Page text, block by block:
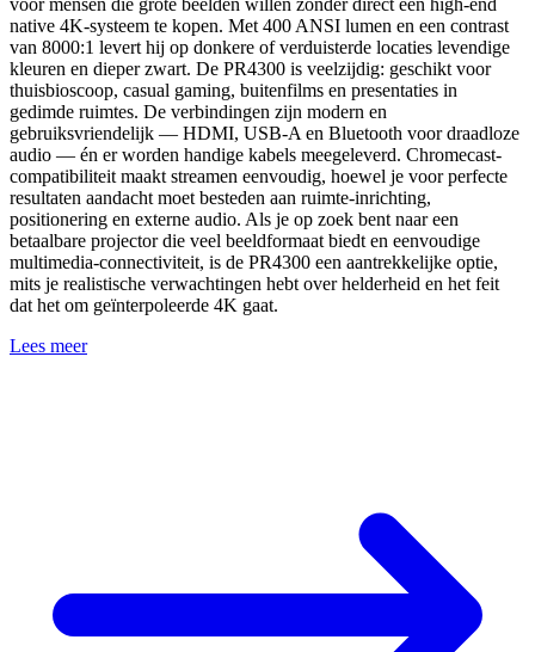
native 4K-systeem te kopen. Met 400 ANSI lumen en een contrast
van 8000:1 levert hij op donkere of verduisterde locaties levendige
kleuren en dieper zwart. De PR4300 is veelzijdig: geschikt voor
thuisbioscoop, casual gaming, buitenfilms en presentaties in
gedimde ruimtes. De verbindingen zijn modern en
gebruiksvriendelijk — HDMI, USB-A en Bluetooth voor draadloze
audio — én er worden handige kabels meegeleverd. Chromecast-
compatibiliteit maakt streamen eenvoudig, hoewel je voor perfecte
resultaten aandacht moet besteden aan ruimte-inrichting,
positionering en externe audio. Als je op zoek bent naar een
betaalbare projector die veel beeldformaat biedt en eenvoudige
multimedia-connectiviteit, is de PR4300 een aantrekkelijke optie,
mits je realistische verwachtingen hebt over helderheid en het feit
dat het om geïnterpoleerde 4K gaat.
Lees meer